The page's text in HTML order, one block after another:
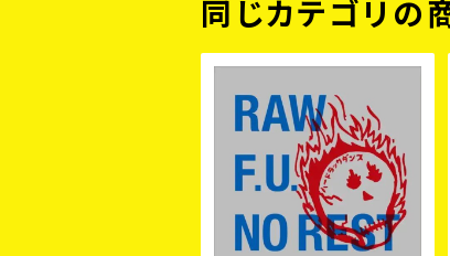
同じカテゴリの